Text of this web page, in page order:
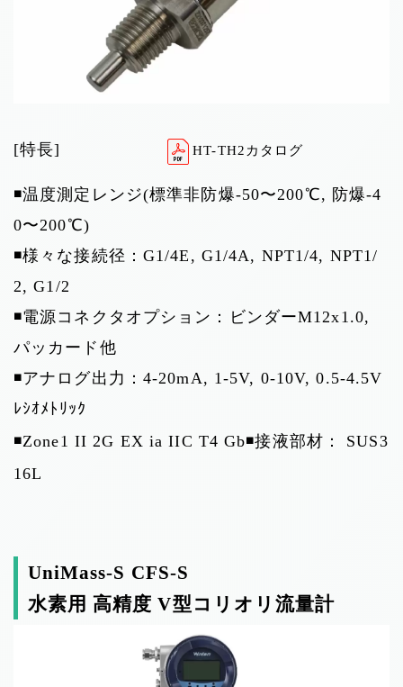
[特長] HT-TH2カタログ
◾️温度測定レンジ(標準非防爆-50〜200℃, 防爆-4
0〜200℃)
◾️様々な接続径：G1/4E, G1/4A, NPT1/4, NPT1/
2, G1/2
◾️電源コネクタオプション：ビンダーM12x1.0,
パッカード他
◾️アナログ出力：4-20mA, 1-5V, 0-10V, 0.5-4.5V
ﾚｼｵﾒﾄﾘｯｸ
◾️Zone1 II 2G EX ia IIC T4 Gb◾️接液部材： SUS3
16L
UniMass-S CFS-S
水素用 高精度 V型コリオリ流量計